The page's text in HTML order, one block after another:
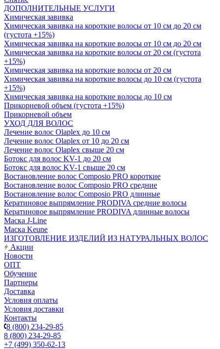
ДОПОЛНИТЕЛЬНЫЕ УСЛУГИ
Химическая завивка
Химическая завивка на короткие волосы от 10 см до 20 см
(густота +15%)
Химическая завивка на короткие волосы от 10 см до 20 см
Химическая завивка на короткие волосы от 20 см (густота
+15%)
Химическая завивка на короткие волосы от 20 см
Химическая завивка на короткие волосы до 10 см (густота
+15%)
Химическая завивка на короткие волосы до 10 см
Прикорневой объем (густота +15%)
Прикорневой объем
УХОД ДЛЯ ВОЛОС
Лечение волос Olapleх до 10 см
Лечение волос Olapleх от 10 до 20 см
Лечение волос Olapleх свыше 20 см
Ботокс для волос KV-1 до 20 см
Ботокс для волос KV-1 свыше 20 см
Востановление волос Composio PRO короткие
Востановление волос Composio PRO средние
Востановление волос Composio PRO длинные
Кератиновое выпрямление PRODIVA средние волосы
Кератиновое выпрямление PRODIVA длинные волосы
Маска J-Line
Маска Keune
ИЗГОТОВЛЕНИЕ ИЗДЕЛИЙ ИЗ НАТУРАЛЬНЫХ ВОЛОС
Акции
Новости
ОПТ
Обучение
Партнеры
Доставка
Условия оплаты
Условия доставки
Контакты
8 (800) 234-29-85
8 (800) 234-29-85
+7 (499) 350-62-13